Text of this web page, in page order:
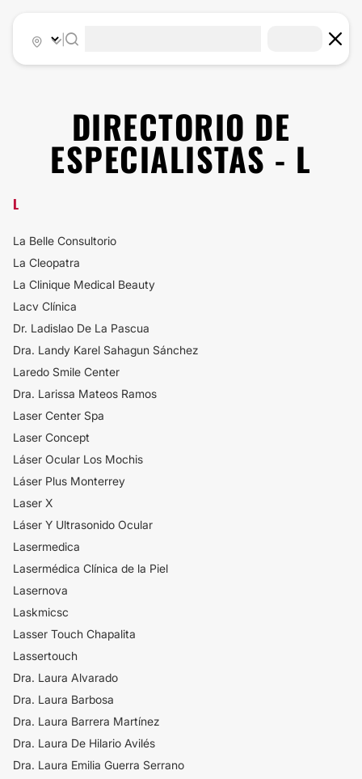
DIRECTORIO DE
ESPECIALISTAS - L
L
La Belle Consultorio
La Cleopatra
La Clinique Medical Beauty
Lacv Clínica
Dr. Ladislao De La Pascua
Dra. Landy Karel Sahagun Sánchez
Laredo Smile Center
Dra. Larissa Mateos Ramos
Laser Center Spa
​Laser Concept
​Láser Ocular Los Mochis
Láser Plus Monterrey
Laser X
Láser Y Ultrasonido Ocular
Lasermedica
Lasermédica Clínica de la Piel
Lasernova
Laskmicsc
Lasser Touch Chapalita
Lassertouch
Dra. Laura Alvarado
Dra. Laura Barbosa
Dra. Laura Barrera Martínez
Dra. Laura De Hilario Avilés
Dra. Laura Emilia Guerra Serrano